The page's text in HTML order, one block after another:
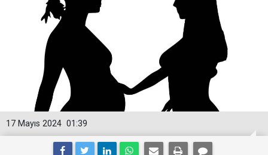
01:39
17 Mayıs 2024